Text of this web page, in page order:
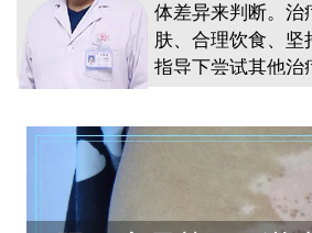
体差异来判断。治
肤、合理饮食、坚
指导下尝试其他治